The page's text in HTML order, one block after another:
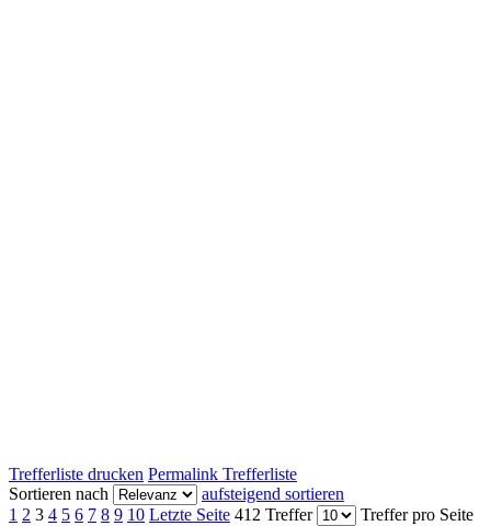
Trefferliste drucken Permalink Trefferliste
Sortieren nach
aufsteigend sortieren
1 2 3 4 5 6 7 8 9 10 Letzte Seite 412 Treffer Treffer pro Seite